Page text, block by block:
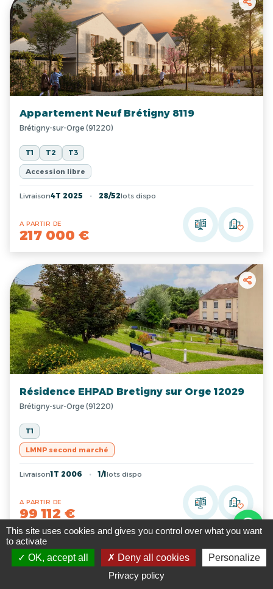
Appartement Neuf Brétigny 8119
Brétigny-sur-Orge (91220)
T1 T2 T3
Accession libre
Livraison4T 2025 28/52lots dispo
A PARTIR DE
217 000 €
Résidence EHPAD Bretigny sur Orge 12029
Brétigny-sur-Orge (91220)
T1
LMNP second marché
Livraison1T 2006 1/1 lots dispo
A PARTIR DE
99 112 €
Livraison rapide
This site uses cookies and gives you control over what you want
to activate
OK, accept all
Deny all cookies
Personalize
Privacy policy